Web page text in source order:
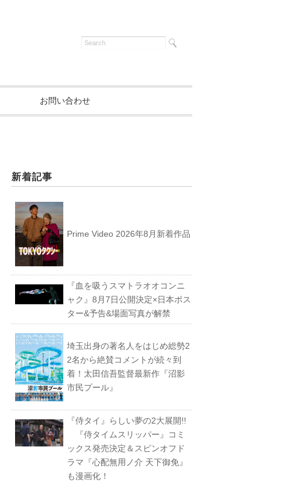
お問い合わせ
新着記事
Prime Video 2026年8月新着作品
『血を吸うスマトラオオコンニ
ャク』8月7日公開決定×日本ポス
ター&予告&場面写真が解禁
埼玉出身の著名人をはじめ総勢2
2名から絶賛コメントが続々到
着！太田信吾監督最新作『沼影
市民プール』
『侍タイ』らしい夢の2大展開!!
『侍タイムスリッパー』コミ
ックス発売決定＆スピンオフド
ラマ『心配無用ノ介 天下御免』
も漫画化！